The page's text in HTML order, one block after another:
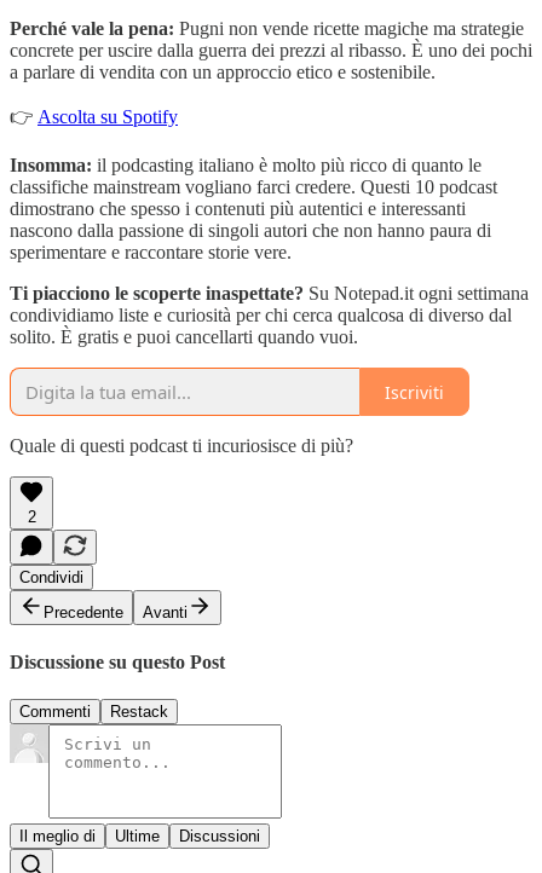
Perché vale la pena: Pugni non vende ricette magiche ma strategie
concrete per uscire dalla guerra dei prezzi al ribasso. È uno dei pochi
a parlare di vendita con un approccio etico e sostenibile.
👉 Ascolta su Spotify
Insomma: il podcasting italiano è molto più ricco di quanto le
classifiche mainstream vogliano farci credere. Questi 10 podcast
dimostrano che spesso i contenuti più autentici e interessanti
nascono dalla passione di singoli autori che non hanno paura di
sperimentare e raccontare storie vere.
Ti piacciono le scoperte inaspettate? Su Notepad.it ogni settimana
condividiamo liste e curiosità per chi cerca qualcosa di diverso dal
solito. È gratis e puoi cancellarti quando vuoi.
Iscriviti
Quale di questi podcast ti incuriosisce di più?
2
Condividi
Precedente
Avanti
Discussione su questo Post
Commenti Restack
Il meglio di Ultime Discussioni